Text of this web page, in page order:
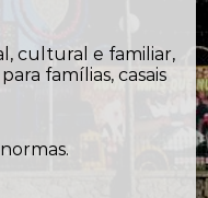
cultural e familiar,
famílias, casais